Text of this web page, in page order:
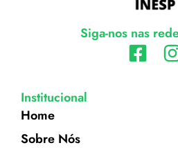
Siga-nos nas
Institucional
Home
Sobre Nós